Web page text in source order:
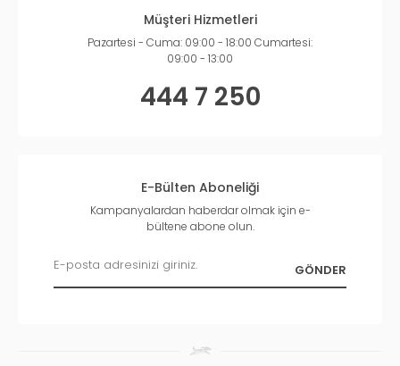
Müşteri Hizmetleri
Pazartesi - Cuma: 09:00 - 18:00 Cumartesi:
09:00 - 13:00
444 7 250
E-Bülten Aboneliği
Kampanyalardan haberdar olmak için e-
bültene abone olun.